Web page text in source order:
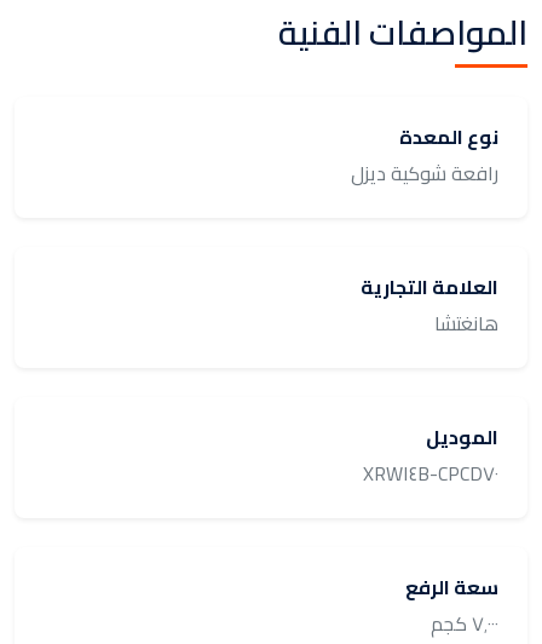
المواصفات الفنية
نوع المعدة
رافعة شوكية ديزل
العلامة التجارية
هانغتشا
الموديل
CPCD٧٠-XRW١٤B
سعة الرفع
٧٬٠٠٠ كجم